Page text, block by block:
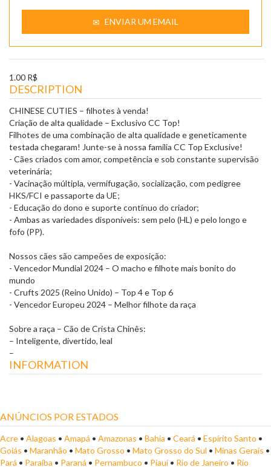
ENVIAR UM EMAIL
1.00 R$
DESCRIPTION
CHINESE CUTIES – filhotes à venda!
Criação de alta qualidade – Exclusivo CC Top!
Filhotes de uma combinação de alta qualidade e geneticamente
testada chegaram! Junte-se à nossa família CC Top Exclusive!
- Cães criados com amor, competência e sob constante supervisão
veterinária;
- Vacinação múltipla, vermifugação, socialização, com pedigree
HKS/FCI e passaporte da UE;
- Educação do dono e suporte contínuo do criador;
- Ambas as variedades disponíveis: sem pelo (HL) e pelo longo e
fofo (PP).
Nossos cães são campeões de exposição:
- Vencedor Mundial 2024 – O macho e filhote mais bonito do
mundo
- Crufts 2025 (Reino Unido) – Top 4 e Top 6
- Vencedor Europeu 2024 – Melhor filhote da raça
Sobre a raça – Cão de Crista Chinês:
– Inteligente, divertido, leal
–
INFORMATION
ANÚNCIOS POR ESTADOS
Acre • Alagoas • Amapá • Amazonas • Bahia • Ceará • Espírito Santo •
Goiás • Maranhão • Mato Grosso • Mato Grosso do Sul • Minas Gerais •
Pará • Paraíba • Paraná • Pernambuco • Piauí• Rio de Janeiro • Rio